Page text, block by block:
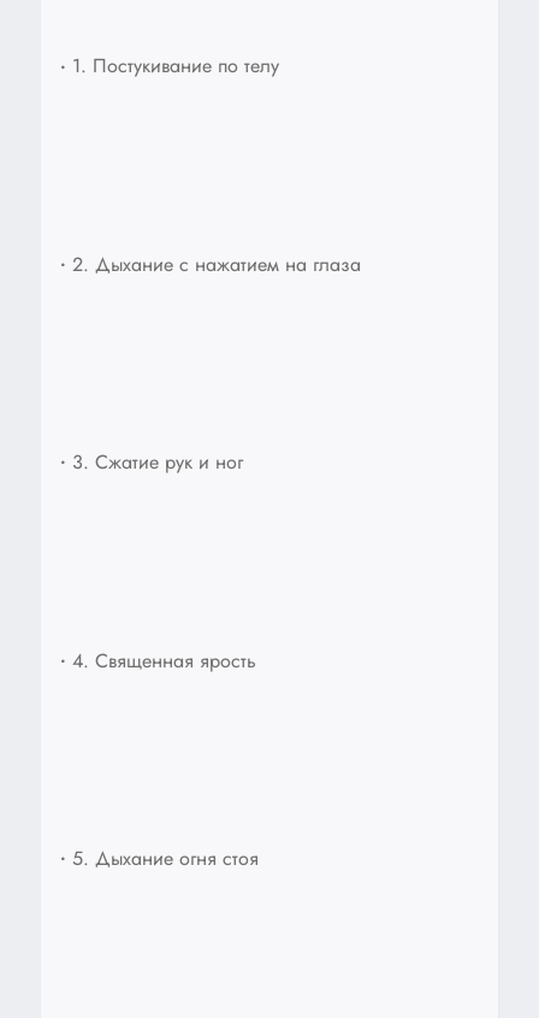
• 1. Постукивание по телу
• 2. Дыхание с нажатием на глаза
• 3. Сжатие рук и ног
• 4. Священная ярость
• 5. Дыхание огня стоя